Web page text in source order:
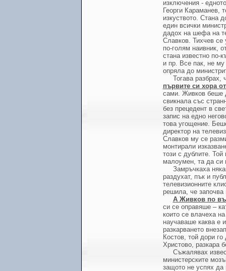
изключения -
Георги Караманев,
изкуството. Стана
един всички
дадох на шефа на
Славков. Тихчев
по-голям наивник,
стана известно по-
и пр. Все пак, не му
опряла до
Тогава
първите си хора
сами. Живков беше
свикнала със
без прецедент в
запис на едно
това угощение.
директор на
Славков му се
монтирали
този с дублите.
малоумен, та да си
Замръчкаха
раздухат, пък и
телевизионните
решила, че започва
А Живков по
си се оправяше –
които се влачеха
научаваше каква е
разкарването
Костов, той дори
Христово, разкара
Съжалявах
министерските
защото не успях да